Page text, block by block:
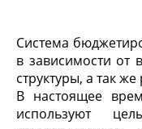
Система
в зависимости от
структуры, а так
В настоящее
используют